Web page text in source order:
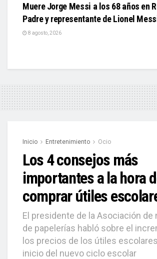
Muere Jorge Messi a los 68 años en
Padre y representante de Lionel
8 agosto, 2026
Inicio Entretenimiento Ocio
Los 4 consejos más
importantes a la hora
comprar útiles
El presidente de la Asociación de
de papelerías habló sobre el
los precios de los útiles
inicio del nuevo ciclo escolar